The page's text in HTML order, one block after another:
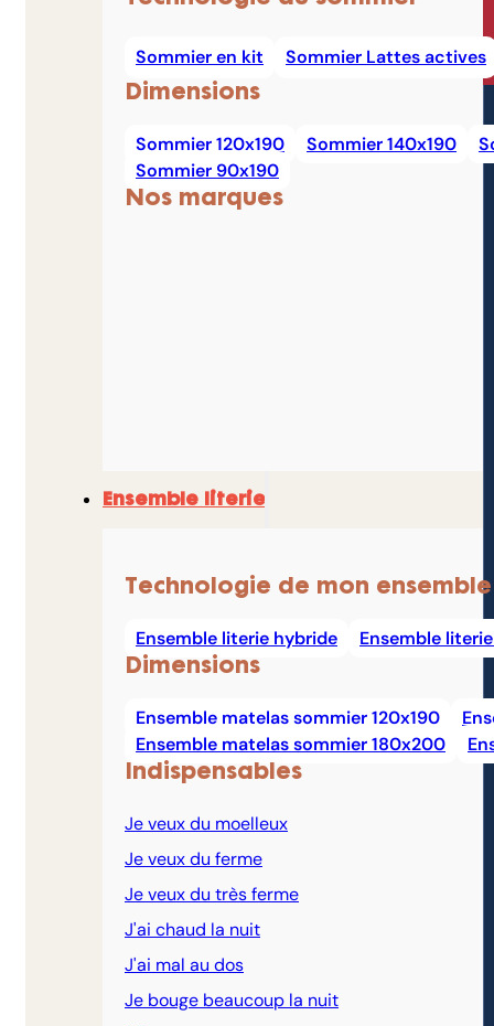
Sommier en kit Sommier Lattes actives
Dimensions
Sommier 120x190 Sommier 140x190
Sommier 90x190
Nos marques
Ensemble literie
Technologie de mon ensemble
Ensemble literie hybride Ensemble
Dimensions
Ensemble matelas sommier 120x190
Ensemble matelas sommier 180x200
Indispensables
Je veux du moelleux
Je veux du ferme
Je veux du très ferme
J'ai chaud la nuit
J'ai mal au dos
Je bouge beaucoup la nuit